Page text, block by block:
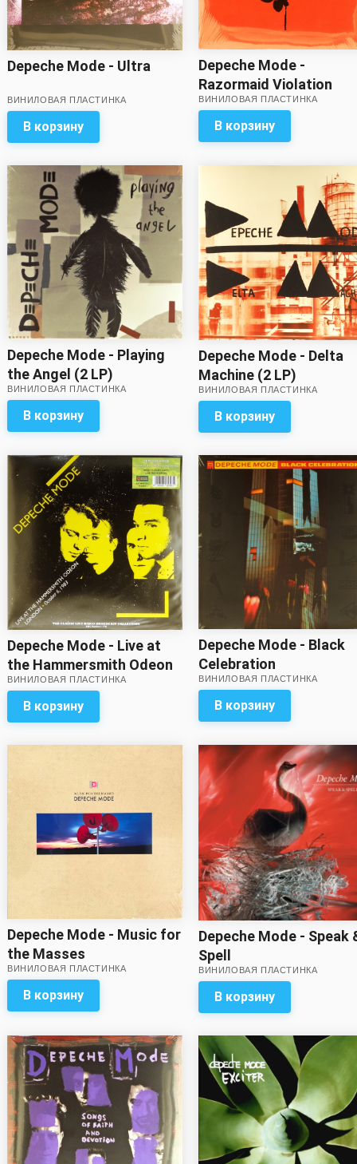
Depeche Mode - Ultra
ВИНИЛОВАЯ ПЛАСТИНКА
В корзину
Depeche Mode -
Razormaid Violation
ВИНИЛОВАЯ ПЛАСТИНКА
В корзину
Depeche Mode - Playing
the Angel (2 LP)
ВИНИЛОВАЯ ПЛАСТИНКА
В корзину
Depeche Mode - Delta
Machine (2 LP)
ВИНИЛОВАЯ ПЛАСТИНКА
В корзину
Depeche Mode - Live at
the Hammersmith Odeon
London • October 6, 1983
(cloudy vinyl)
ВИНИЛОВАЯ ПЛАСТИНКА
В корзину
Depeche Mode - Black
Celebration
ВИНИЛОВАЯ ПЛАСТИНКА
В корзину
Depeche Mode - Music for
the Masses
ВИНИЛОВАЯ ПЛАСТИНКА
В корзину
Depeche Mode - Speak
Spell
ВИНИЛОВАЯ ПЛАСТИНКА
В корзину